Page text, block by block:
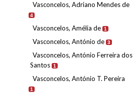
Vasconcelos, Adriano Mendes de
4
Vasconcelos, Amélia de 1
Vasconcelos, António de 3
Vasconcelos, António Ferreira dos
Santos 1
Vasconcelos, António T. Pereira
1